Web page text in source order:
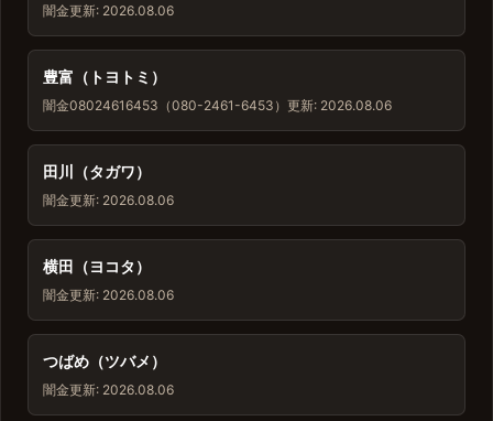
闇金更新: 2026.08.06
豊富（トヨトミ）
闇金08024616453（080-2461-6453） 更新: 2026.08.06
田川（タガワ）
闇金更新: 2026.08.06
横田（ヨコタ）
闇金更新: 2026.08.06
つばめ（ツバメ）
闇金更新: 2026.08.06